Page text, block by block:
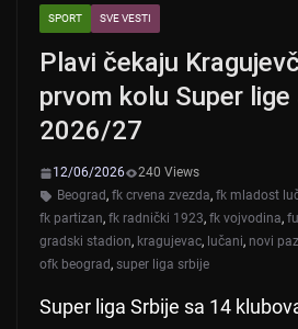
SPORT SVE VESTI
Plavi čekaju
prvom kolu Super lige
2026/27
12/06/2026
240 Views
Beograd, fk crvena zvezda, fk mladost
fk partizan, fk radnički 1923, fk vojvodina,
gradski stadion, kragujevac, lučani, novi
ofk beograd, super liga srbije
Super liga Srbije sa 14